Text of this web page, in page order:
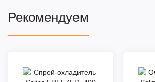
Рекомендуем